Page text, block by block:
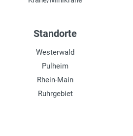
Standorte
Westerwald
Pulheim
Rhein-Main
Ruhrgebiet